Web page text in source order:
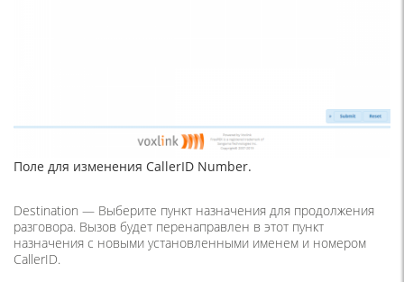
Поле для изменения CallerID Number.
Destination — Выберите пункт назначения для продолжения
разговора. Вызов будет перенаправлен в этот пункт
назначения с новыми установленными именем и номером
CallerID.